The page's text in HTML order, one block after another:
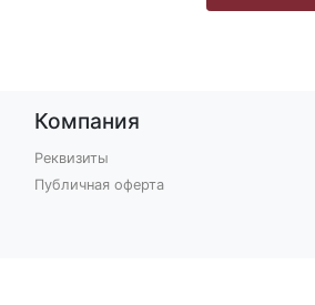
Компания
Реквизиты
Публичная оферта